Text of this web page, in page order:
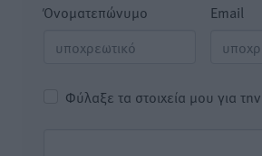
Όνοματεπώνυμο Email
Φύλαξε τα στοιχεία μου για